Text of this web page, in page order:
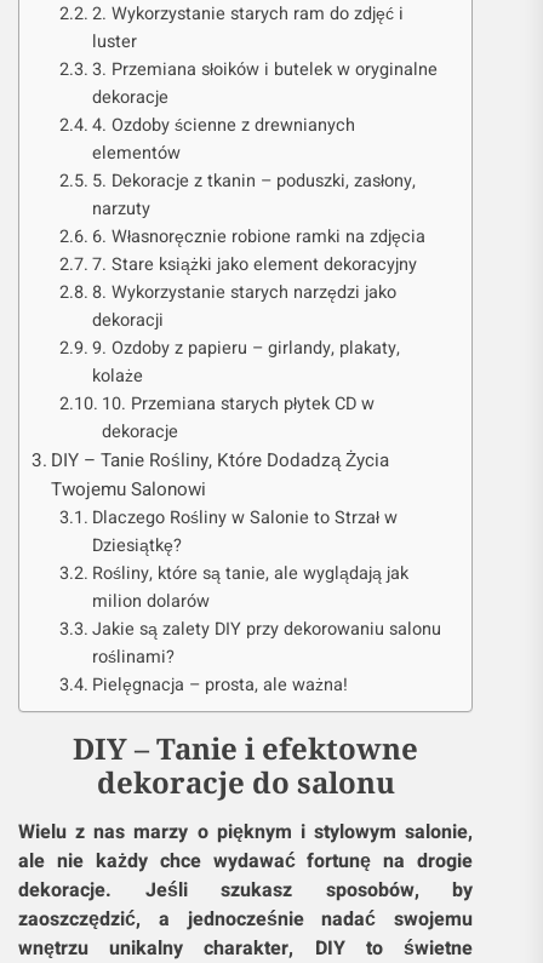
2. Wykorzystanie starych ram do zdjęć i
luster
3. Przemiana słoików i butelek w oryginalne
dekoracje
4. Ozdoby ścienne z drewnianych
elementów
5. Dekoracje z tkanin – poduszki, zasłony,
narzuty
6. Własnoręcznie robione ramki na zdjęcia
7. Stare książki jako element dekoracyjny
8. Wykorzystanie starych narzędzi jako
dekoracji
9. Ozdoby z papieru – girlandy, plakaty,
kolaże
10. Przemiana starych płytek CD w
dekoracje
DIY – Tanie Rośliny, Które Dodadzą Życia
Twojemu Salonowi
Dlaczego Rośliny w Salonie to Strzał w
Dziesiątkę?
Rośliny, które są tanie, ale wyglądają jak
milion dolarów
Jakie są zalety DIY przy dekorowaniu salonu
roślinami?
Pielęgnacja – prosta, ale ważna!
DIY – Tanie i efektowne
dekoracje do salonu
Wielu z nas marzy o pięknym i stylowym salonie,
ale nie każdy chce wydawać fortunę na drogie
dekoracje. Jeśli szukasz sposobów, by
zaoszczędzić, a jednocześnie nadać swojemu
wnętrzu unikalny charakter, DIY to świetne